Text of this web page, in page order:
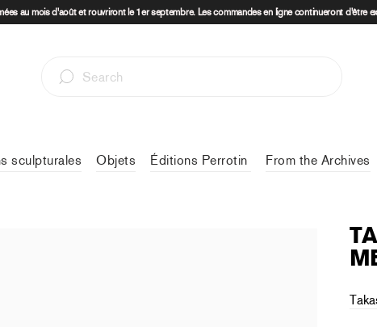
au mois d'août et rouvriront le 1er septembre. Les commandes en ligne continueront d'être
sculpturales Objets Éditions Perrotin From the Archives